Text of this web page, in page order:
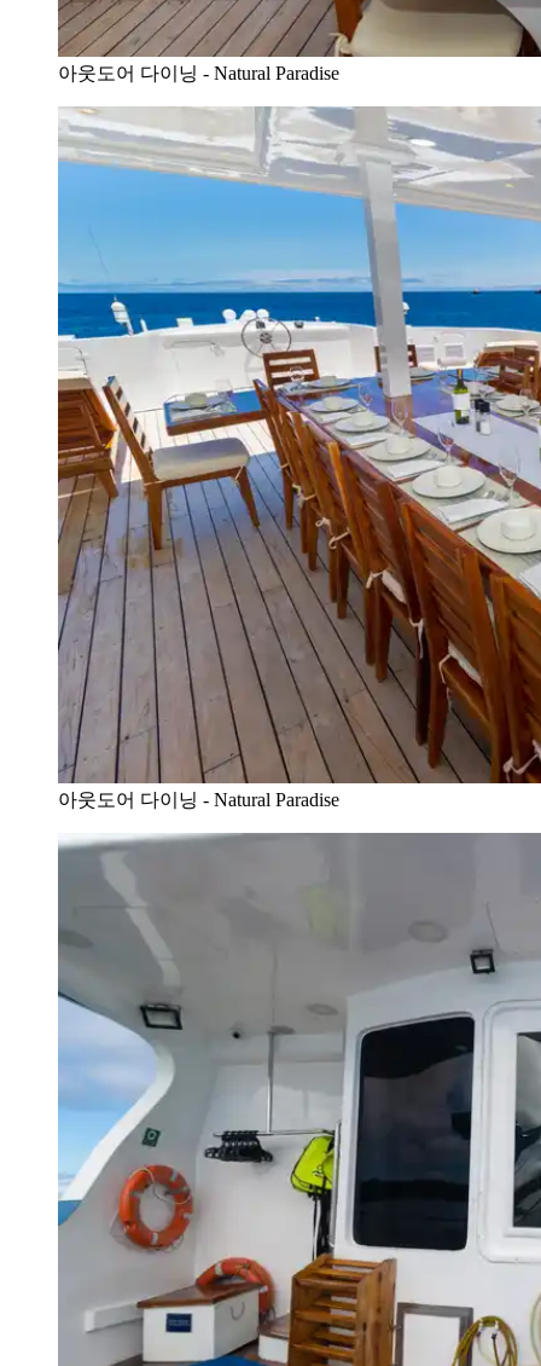
아웃도어 다이닝 - Natural Paradise
아웃도어 다이닝 - Natural Paradise